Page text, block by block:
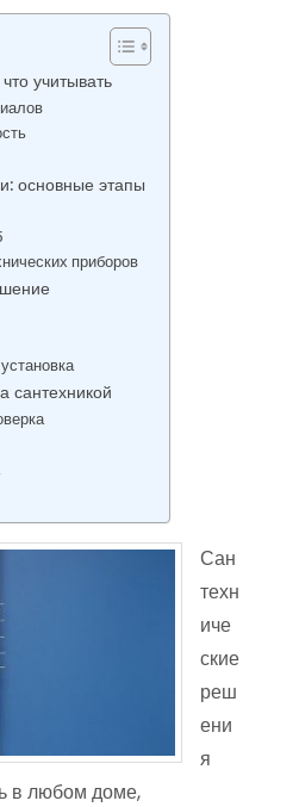
учитывать
основные этапы
приборов
сантехникой
Сан
техн
иче
ские
реш
ени
я
в любом доме,